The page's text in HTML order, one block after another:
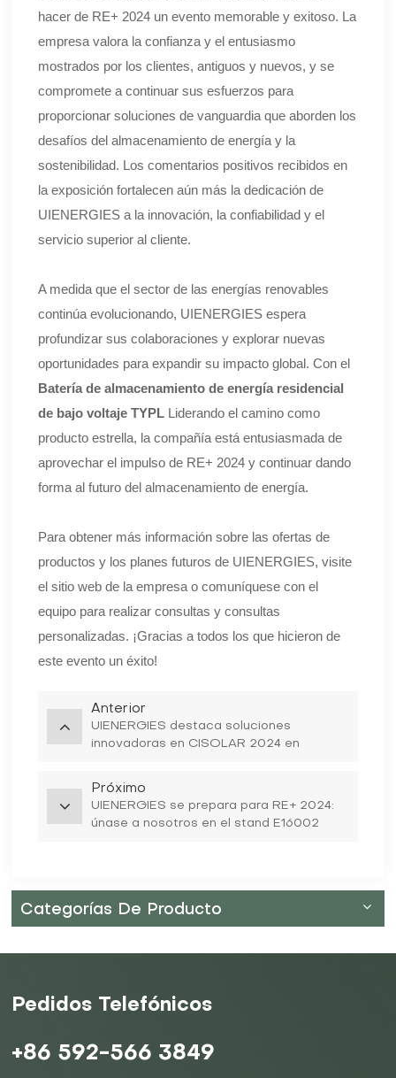
hacer de RE+ 2024 un evento memorable y exitoso. La
empresa valora la confianza y el entusiasmo
mostrados por los clientes, antiguos y nuevos, y se
compromete a continuar sus esfuerzos para
proporcionar soluciones de vanguardia que aborden los
desafíos del almacenamiento de energía y la
sostenibilidad. Los comentarios positivos recibidos en
la exposición fortalecen aún más la dedicación de
UIENERGIES a la innovación, la confiabilidad y el
servicio superior al cliente.
A medida que el sector de las energías renovables
continúa evolucionando, UIENERGIES espera
profundizar sus colaboraciones y explorar nuevas
oportunidades para expandir su impacto global. Con el
Batería de almacenamiento de energía residencial
de bajo voltaje TYPL Liderando el camino como
producto estrella, la compañía está entusiasmada de
aprovechar el impulso de RE+ 2024 y continuar dando
forma al futuro del almacenamiento de energía.
Para obtener más información sobre las ofertas de
productos y los planes futuros de UIENERGIES, visite
el sitio web de la empresa o comuníquese con el
equipo para realizar consultas y consultas
personalizadas. ¡Gracias a todos los que hicieron de
este evento un éxito!
Anterior
UIENERGIES destaca soluciones
innovadoras en CISOLAR 2024 en
Próximo
UIENERGIES se prepara para RE+ 2024:
únase a nosotros en el stand E16002
Categorías De Producto
Pedidos Telefónicos
+86 592-566 3849